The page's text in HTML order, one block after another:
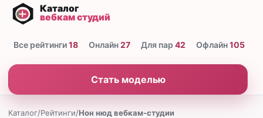
Все рейтинги18 Онлайн27 Для пар 42 Офлайн105
Стать моделью
Каталог/Рейтинги/Нон нюд вебкам-студии